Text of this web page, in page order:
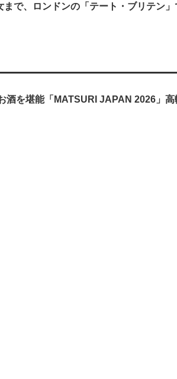
で、ロンドンの「テート・ブリテン」
酒を堪能「MATSURI JAPAN 2026」